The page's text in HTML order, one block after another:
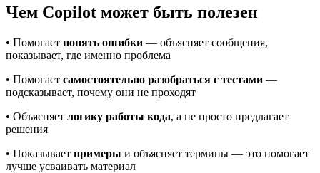
Чем Copilot может быть полезен
• Помогает понять ошибки — объясняет сообщения,
показывает, где именно проблема
• Помогает самостоятельно разобраться с тестами —
подсказывает, почему они не проходят
• Объясняет логику работы кода, а не просто предлагает
решения
• Показывает примеры и объясняет термины — это помогает
лучше усваивать материал